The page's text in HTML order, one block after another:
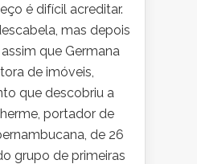
é difícil acreditar.
mas depois
que Germana
de imóveis,
que descobriu a
portador de
de 26
grupo de primeiras